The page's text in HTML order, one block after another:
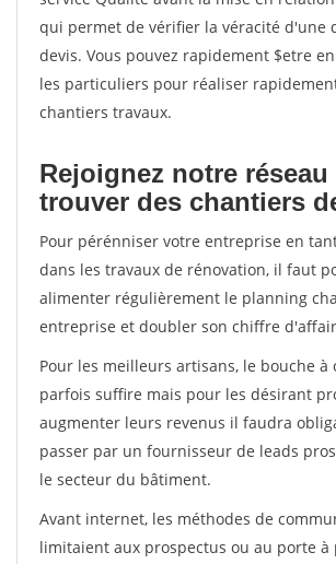
qui permet de vérifier la véracité d'une
devis. Vous pouvez rapidement $etre
les particuliers pour réaliser
chantiers travaux.
Rejoignez notre
trouver des chantiers
Pour pérénniser votre entreprise en
dans les travaux de rénovation, il faut
alimenter régulièrement le planning
entreprise et doubler son chiffre
Pour les meilleurs artisans, le bouche
parfois suffire mais pour les désirant
augmenter leurs revenus il faudra
passer par un fournisseur de leads
le secteur du bâtiment.
Avant internet, les méthodes de
limitaient aux prospectus ou au porte à